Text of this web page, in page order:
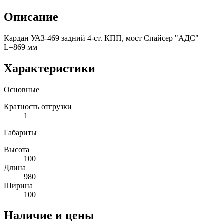
Описание
Кардан УАЗ-469 задний 4-ст. КПП, мост Спайсер "АДС"
L=869 мм
Характеристики
Основные
Кратность отгрузки
1
Габариты
Высота
100
Длина
980
Ширина
100
Наличие и цены